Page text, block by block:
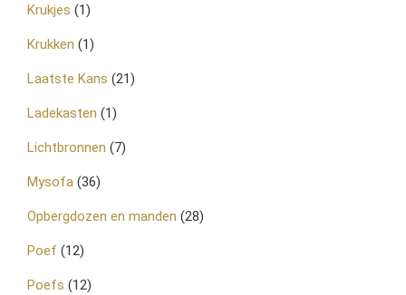
Krukjes (1)
Krukken (1)
Laatste Kans (21)
Ladekasten (1)
Lichtbronnen (7)
Mysofa (36)
Opbergdozen en manden (28)
Poef (12)
Poefs (12)